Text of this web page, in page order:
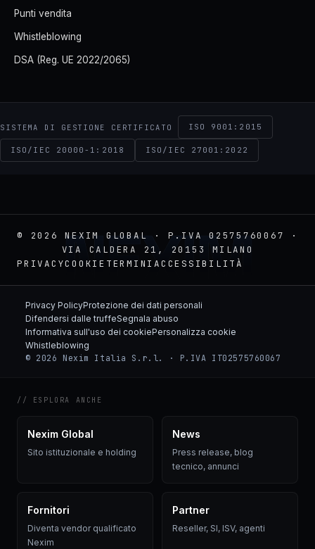
Punti vendita
Whistleblowing
DSA (Reg. UE 2022/2065)
SISTEMA DI GESTIONE CERTIFICATO ISO 9001:2015
ISO/IEC 20000-1:2018 ISO/IEC 27001:2022
© 2026 NEXIM GLOBAL · P.IVA 02575760067 ·
VIA CALDERA 21, 20153 MILANO
PRIVACYCOOKIE TERMINI ACCESSIBILITÀ
NEXIM
Privacy PolicyProtezione dei dati personali
Difendersi dalle truffeSegnala abuso
Informativa sull'uso dei cookiePersonalizza cookie
Whistleblowing
© 2026 Nexim Italia S.r.l. · P.IVA IT02575760067
// ESPLORA ANCHE
Nexim Global
Sito istituzionale e holding
News
Press release, blog
tecnico, annunci
Fornitori
Diventa vendor qualificato
Nexim
Partner
Reseller, SI, ISV, agenti